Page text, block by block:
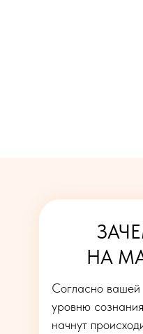
НА
Согласно
уровню
начнут